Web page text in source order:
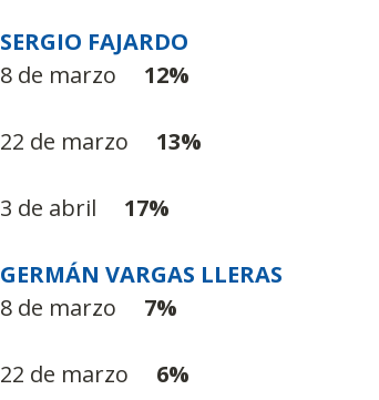
SERGIO FAJARDO
8 de marzo 12%
22 de marzo 13%
3 de abril 17%
GERMÁN VARGAS LLERAS
8 de marzo 7%
22 de marzo 6%